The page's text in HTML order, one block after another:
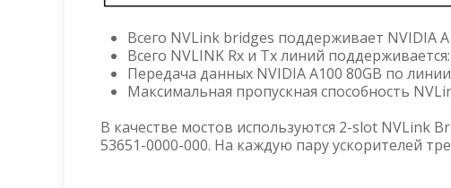
Всего NVLink bridges поддерживает NVIDIA
Всего NVLINK Rx и Tx линий
Передача данных NVIDIA A100 80GB по
Максимальная пропускная способность
В качестве мостов используются 2-slot NVLink
53651-0000-000. На каждую пару ускорителей